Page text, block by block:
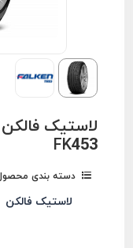
FK453
دسته بندی
لاستیک فالکن